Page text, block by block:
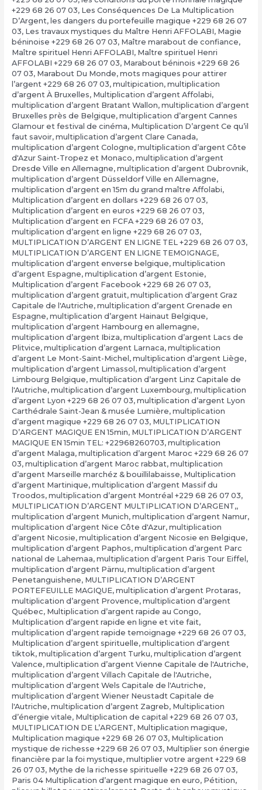
+229 68 26 07 03, Les Conséquences De La Multiplication
D’Argent, les dangers du portefeuille magique +229 68 26 07
03, Les travaux mystiques du Maître Henri AFFOLABI, Magie
béninoise +229 68 26 07 03, Maître marabout de confiance,
Maître spirituel Henri AFFOLABI, Maître spirituel Henri
AFFOLABI +229 68 26 07 03, Marabout béninois +229 68 26
07 03, Marabout Du Monde, mots magiques pour attirer
l’argent +229 68 26 07 03, multipication, multiplication
d’argent À Bruxelles, Multiplication d’argent Affolabi,
multiplication d’argent Bratant Wallon, multiplication d’argent
Bruxelles près de Belgique, multiplication d’argent Cannes
Glamour et festival de cinéma, Multiplication D’argent Ce qu’il
faut savoir, multiplication d’argent Clare Canada,
multiplication d’argent Cologne, multiplication d’argent Côte
d'Azur Saint-Tropez et Monaco, multiplication d’argent
Dresde Ville en Allemagne, multiplication d’argent Dubrovnik,
multiplication d’argent Düsseldorf Ville en Allemagne,
multiplication d’argent en 15m du grand maître Affolabi,
Multiplication d’argent en dollars +229 68 26 07 03,
Multiplication d’argent en euros +229 68 26 07 03,
Multiplication d’argent en FCFA +229 68 26 07 03,
multiplication d’argent en ligne +229 68 26 07 03,
MULTIPLICATION D’ARGENT EN LIGNE TEL +229 68 26 07 03,
MULTIPLICATION D’ARGENT EN LIGNE TEMOIGNAGE,
multiplication d’argent enverse belgique, multiplication
d’argent Espagne, multiplication d’argent Estonie,
Multiplication d’argent Facebook +229 68 26 07 03,
multiplication d’argent gratuit, multiplication d’argent Graz
Capitale de l'Autriche, multiplication d’argent Grenade en
Espagne, multiplication d’argent Hainaut Belgique,
multiplication d’argent Hambourg en allemagne,
multiplication d’argent Ibiza, multiplication d’argent Lacs de
Plitvice, multiplication d’argent Larnaca, multiplication
d’argent Le Mont-Saint-Michel, multiplication d’argent Liège,
multiplication d’argent Limassol, multiplication d’argent
Limbourg Belgique, multiplication d’argent Linz Capitale de
l'Autriche, multiplication d’argent Luxembourg, multiplication
d’argent Lyon +229 68 26 07 03, multiplication d’argent Lyon
Carthédrale Saint-Jean & musée Lumière, multiplication
d’argent magique +229 68 26 07 03, MULTIPLICATION
D’ARGENT MAGIQUE EN 15min, MULTIPLICATION D’ARGENT
MAGIQUE EN 15min TEL: +22968260703, multiplication
d’argent Malaga, multiplication d’argent Maroc +229 68 26 07
03, multiplication d’argent Maroc rabbat, multiplication
d’argent Marseille marchéz & bouillilabaisse, Multiplication
d’argent Martinique, multiplication d’argent Massif du
Troodos, multiplication d’argent Montréal +229 68 26 07 03,
MULTIPLICATION D’ARGENT MULTIPLICATION D’ARGENT,,
multiplication d’argent Munich, multiplication d’argent Namur,
multiplication d’argent Nice Côte d'Azur, multiplication
d’argent Nicosie, multiplication d’argent Nicosie en Belgique,
multiplication d’argent Paphos, multiplication d’argent Parc
national de Lahemaa, multiplication d’argent Paris Tour Eiffel,
multiplication d’argent Pärnu, multiplication d’argent
Penetanguishene, MULTIPLICATION D’ARGENT
PORTEFEUILLE MAGIQUE, multiplication d’argent Protaras,
multiplication d’argent Provence, multiplication d’argent
Québec, Multiplication d’argent rapide au Congo,
Multiplication d’argent rapide en ligne et vite fait,
multiplication d’argent rapide temoignage +229 68 26 07 03,
Multiplication d’argent spirituelle, multiplication d’argent
tiktok, multiplication d’argent Turku, multiplication d’argent
Valence, multiplication d’argent Vienne Capitale de l'Autriche,
multiplication d’argent Villach Capitale de l'Autriche,
multiplication d’argent Wels Capitale de l'Autriche,
multiplication d’argent Wiener Neustadt Capitale de
l'Autriche, multiplication d’argent Zagreb, Multiplication
d’énergie vitale, Multiplication de capital +229 68 26 07 03,
MULTIPLICATION DE L’ARGENT, Multiplication magique,
Multiplication magique +229 68 26 07 03, Multiplication
mystique de richesse +229 68 26 07 03, Multiplier son énergie
financière par la foi mystique, multiplier votre argent +229 68
26 07 03, Mythe de la richesse spirituelle +229 68 26 07 03,
Paris 04 Multiplication d’argent magique en euro, Pétition,